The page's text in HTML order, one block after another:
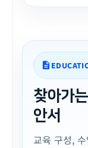
description
찾아가
안서
교육 구성,